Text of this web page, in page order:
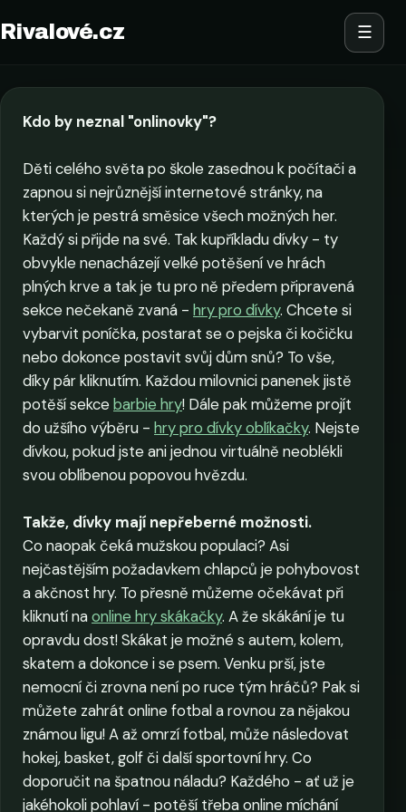
Rivalové.cz ☰
Kdo by neznal "onlinovky"?
Děti celého světa po škole zasednou k počítači a
zapnou si nejrůznější internetové stránky, na
kterých je pestrá směsice všech možných her.
Každý si přijde na své. Tak kupříkladu dívky - ty
obvykle nenacházejí velké potěšení ve hrách
plných krve a tak je tu pro ně předem připravená
sekce nečekaně zvaná - hry pro dívky. Chcete si
vybarvit poníčka, postarat se o pejska či kočičku
nebo dokonce postavit svůj dům snů? To vše,
díky pár kliknutím. Každou milovnici panenek jistě
potěší sekcebarbie hry! Dále pak můžeme projít
do užšího výběru - hry pro dívky oblíkačky. Nejste
dívkou, pokud jste ani jednou virtuálně neoblékli
svou oblíbenou popovou hvězdu.
Takže, dívky mají nepřeberné možnosti.
Co naopak čeká mužskou populaci? Asi
nejčastějším požadavkem chlapců je pohybovost
a akčnost hry. To přesně můžeme očekávat při
kliknutí naonline hry skákačky. A že skákání je tu
opravdu dost! Skákat je možné s autem, kolem,
skatem a dokonce i se psem. Venku prší, jste
nemocní či zrovna není po ruce tým hráčů? Pak si
můžete zahrát online fotbal a rovnou za nějakou
známou ligu! A až omrzí fotbal, může následovat
hokej, basket, golf či další sportovní hry. Co
doporučit na špatnou náladu? Každého - ať už je
jakéhokoli pohlaví - potěší třeba online míchání